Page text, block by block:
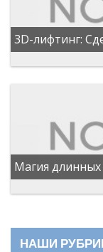
3D-лифтинг:
Магия длинных
НАШИ